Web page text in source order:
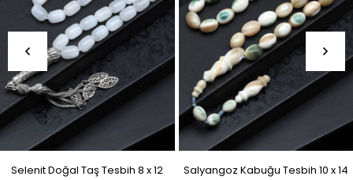
Selenit Doğal Taş Tesbih 8 x 12
Salyangoz Kabuğu Tesbih 10 x 14